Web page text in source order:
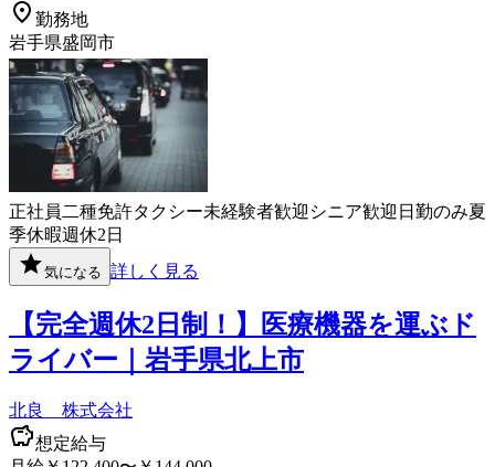
勤務地
岩手県盛岡市
正社員 二種免許タクシー未経験者歓迎 シニア歓迎 日勤のみ夏
季休暇週休2日
気になる 詳しく見る
【完全週休2日制！】医療機器を運ぶド
ライバー｜岩手県北上市
北良 株式会社
想定給与